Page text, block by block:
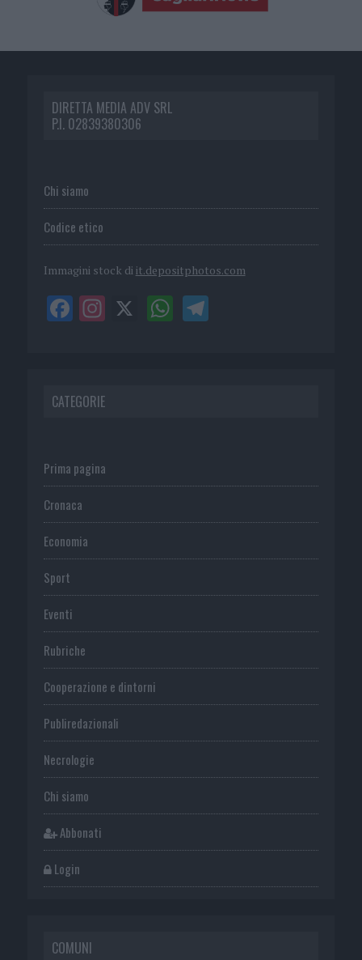
DIRETTA MEDIA ADV SRL
P.I. 02839380306
Chi siamo
Codice etico
Immagini stock di it.depositphotos.com
CATEGORIE
Prima pagina
Cronaca
Economia
Sport
Eventi
Rubriche
Cooperazione e dintorni
Publiredazionali
Necrologie
Chi siamo
Abbonati
Login
COMUNI